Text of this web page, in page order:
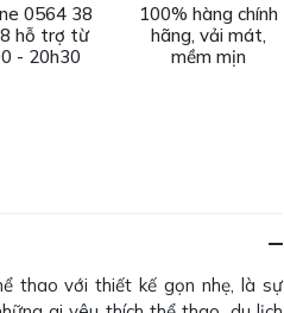
0564 38
hỗ trợ từ
- 20h30
100% hàng chính
hãng, vải mát,
mềm mịn
thao với thiết kế gọn nhẹ, là sự